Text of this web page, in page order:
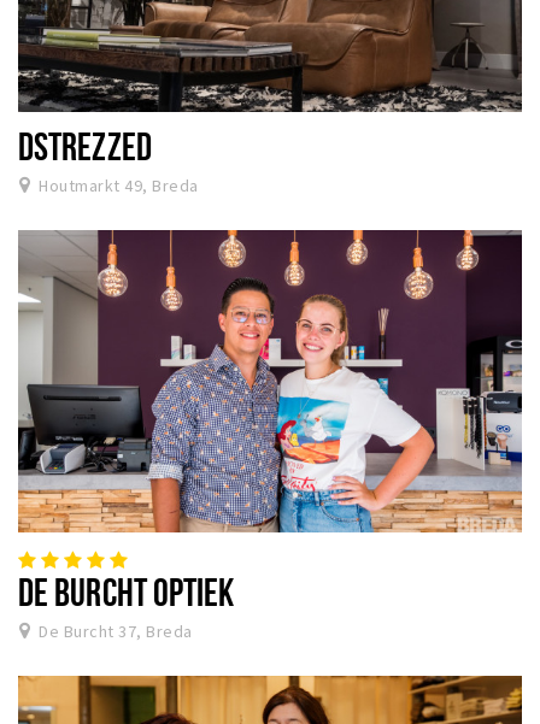
DSTREZZED
Houtmarkt 49, Breda
DE BURCHT OPTIEK
De Burcht 37, Breda